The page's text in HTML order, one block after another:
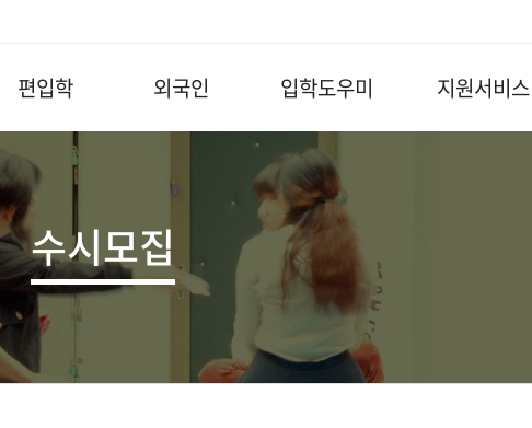
편입학 외국인 입학도우미 지원서비스
수시모집